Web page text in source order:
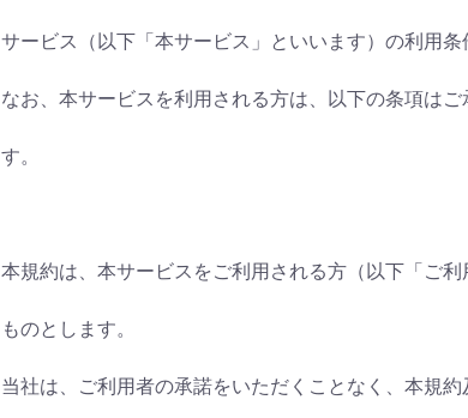
サービス（以下「本サービス」といいます）の利用条
なお、本サービスを利用される方は、以下の条項は
す。
本規約は、本サービスをご利用される方（以下「ご
ものとします。
当社は、ご利用者の承諾をいただくことなく、本規